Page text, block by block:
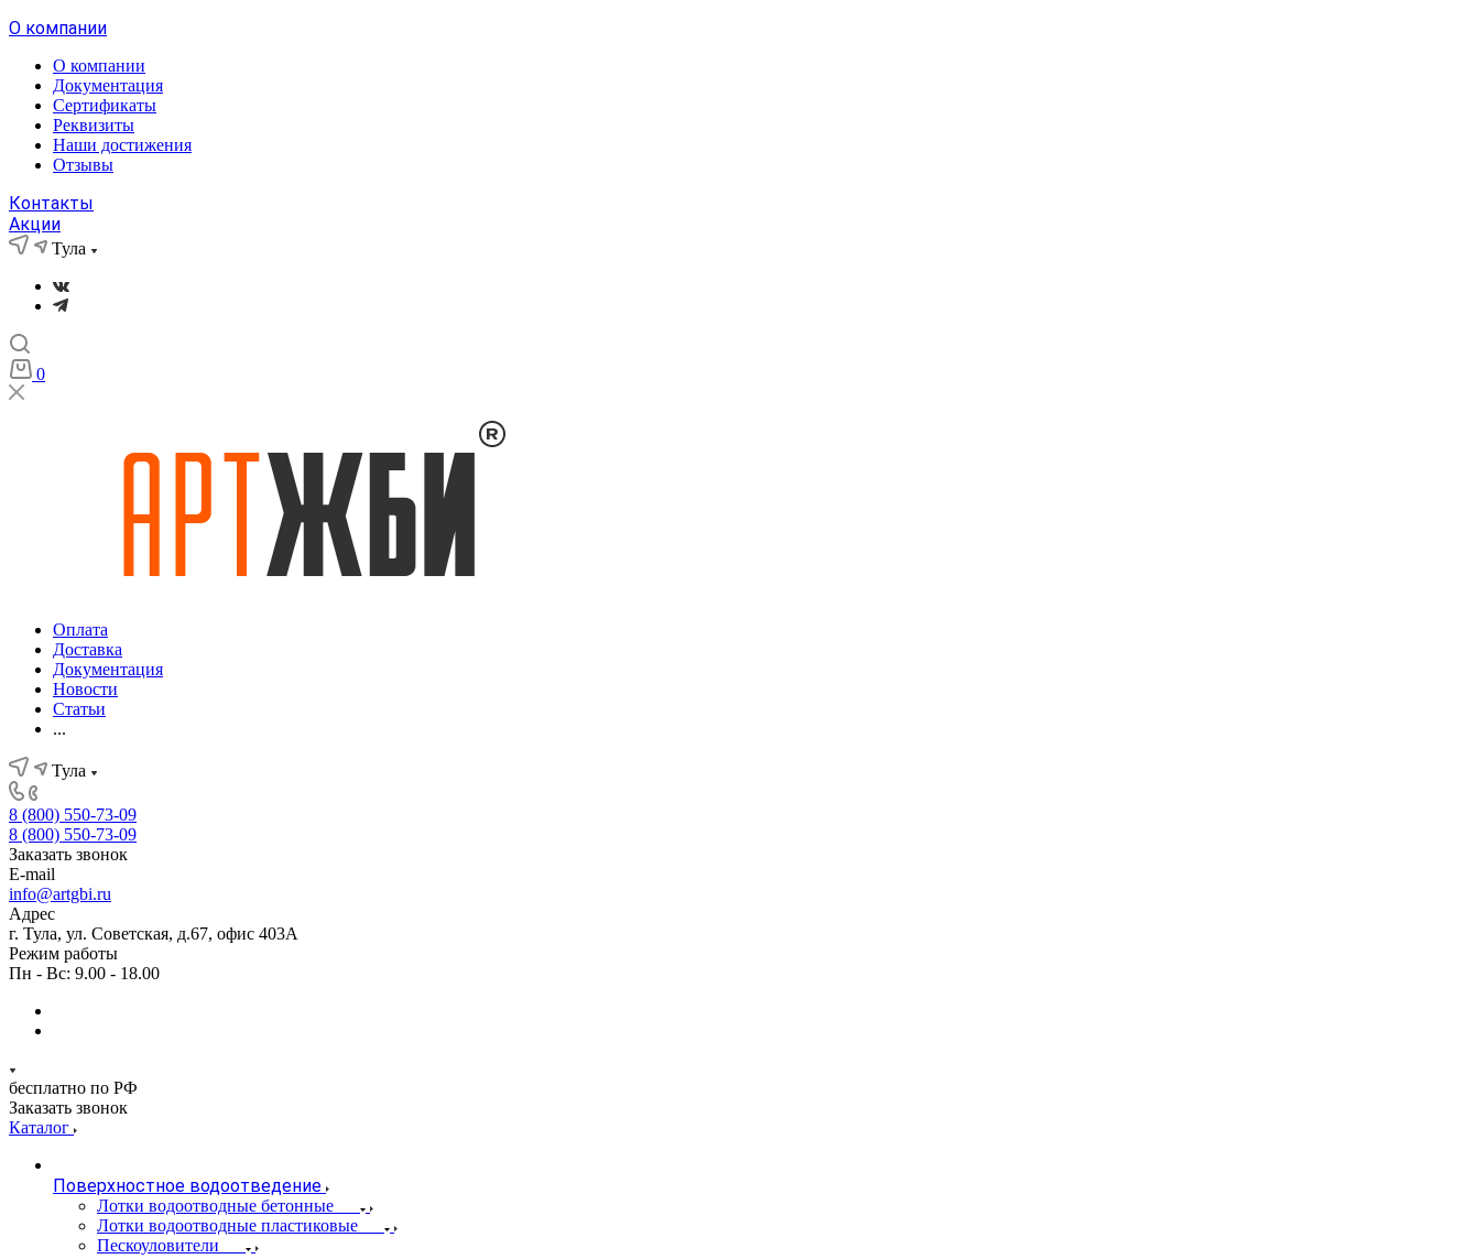
О компании
О компании
Документация
Сертификаты
Реквизиты
Наши достижения
Отзывы
Контакты
Акции
Тула
0
Оплата
Доставка
Документация
Новости
Статьи
...
Тула
8 (800) 550-73-09
8 (800) 550-73-09
Заказать звонок
E-mail
info@artgbi.ru
Адрес
г. Тула, ул. Советская, д.67, офис 403А
Режим работы
Пн - Вс: 9.00 - 18.00
бесплатно по РФ
Заказать звонок
Каталог
Поверхностное водоотведение
Лотки водоотводные бетонные
Лотки водоотводные пластиковые
Пескоуловители